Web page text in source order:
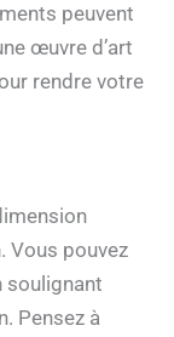
peuvent
œuvre d’art
rendre votre
Vous pouvez
soulignant
Pensez à